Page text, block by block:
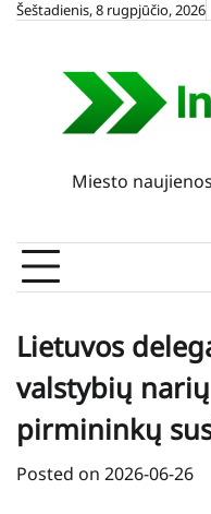
SkipŠeštadienis, 8 rugpjūčio, 2026
Miesto
Lietuvos
valstybių
pirmininkų
Posted on 2026-06-26